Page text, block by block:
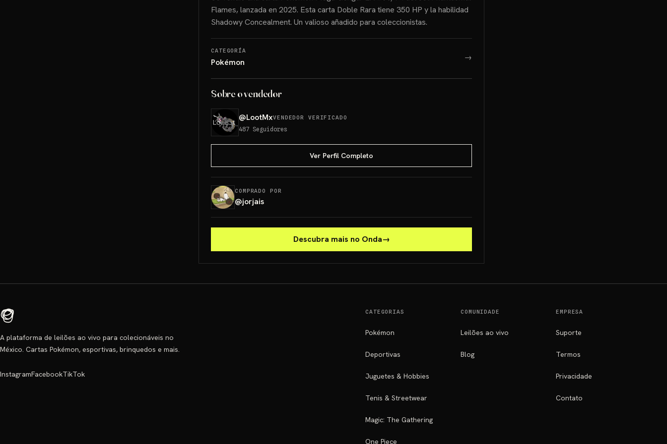
Flames, lanzada en 2025. Esta carta Doble Rara tiene 350 HP y la habilidad
Shadowy Concealment. Un valioso añadido para coleccionistas.
CATEGORÍA
Pokémon →
Sobre o vendedor
@LootMxVENDEDOR VERIFICADO
487 Seguidores
Ver Perfil Completo
COMPRADO POR
@jorjais
Descubra mais no Onda→
A plataforma de leilões ao vivo para colecionáveis no
México. Cartas Pokémon, esportivas, brinquedos e mais.
InstagramFacebookTikTok
CATEGORIAS
Pokémon
Deportivas
Juguetes & Hobbies
Tenis & Streetwear
Magic: The Gathering
One Piece
COMUNIDADE
Leilões ao vivo
Blog
EMPRESA
Suporte
Termos
Privacidade
Contato